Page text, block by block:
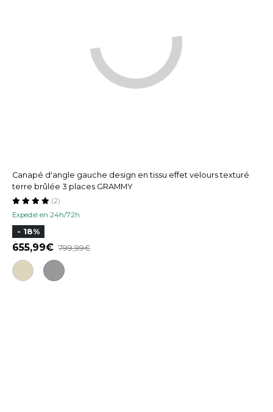
Canapé d'angle gauche design en tissu effet velours texturé
terre brûlée 3 places GRAMMY
Expedié en 24h/72h
(2)
- 18%
655,99 799,99